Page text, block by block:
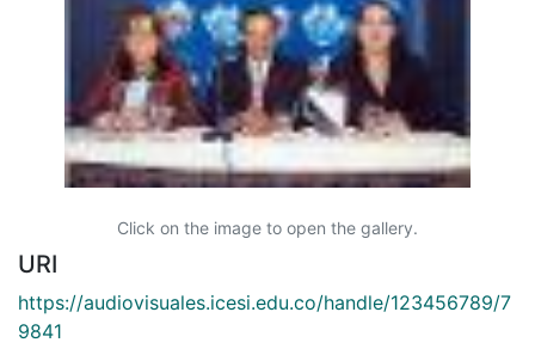
Click on the image to open the gallery.
URI
https://audiovisuales.icesi.edu.co/handle/123456789/7
9841